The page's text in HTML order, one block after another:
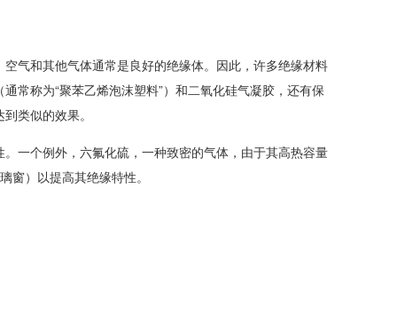
气和其他气体通常是良好的绝缘体。因此，许多绝缘材料
常称为“聚苯乙烯泡沫塑料”）和二氧化硅气凝胶，还有保
类似的效果。
一个例外，六氟化硫，一种致密的气体，由于其高热容量
窗）以提高其绝缘特性。